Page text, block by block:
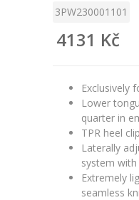
3PW230001101
4131 Kč
Exclusively
Lower
quarter in
TPR heel
Laterally
system with
Extremely
seamless